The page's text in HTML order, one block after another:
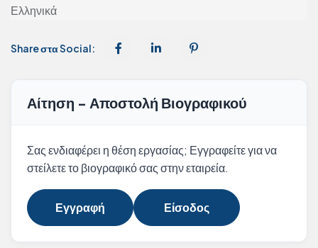
Ελληνικά
Share στα Social:
Αίτηση - Αποστολή Βιογραφικού
Σας ενδιαφέρει η θέση εργασίας; Εγγραφείτε για να
στείλετε το βιογραφικό σας στην εταιρεία.
Εγγραφή Είσοδος